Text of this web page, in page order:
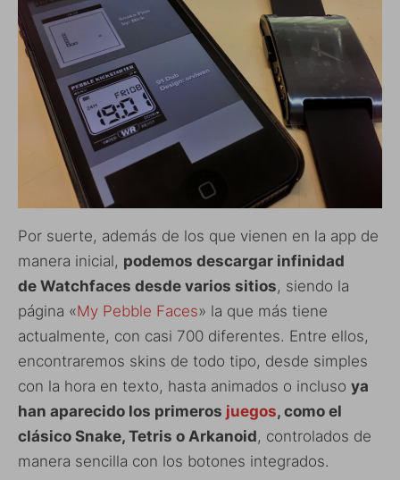
Por suerte, además de los que vienen en la app de
manera inicial, podemos descargar infinidad
de Watchfaces desde varios sitios, siendo la
página «My Pebble Faces» la que más tiene
actualmente, con casi 700 diferentes. Entre ellos,
encontraremos skins de todo tipo, desde simples
con la hora en texto, hasta animados o incluso ya
han aparecido los primeros juegos, como el
clásico Snake, Tetris o Arkanoid, controlados de
manera sencilla con los botones integrados.